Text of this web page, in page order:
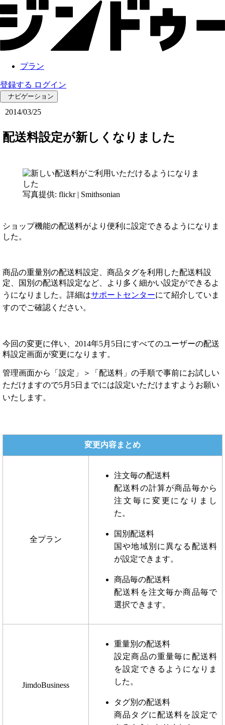
プラン
登録する ログイン
ナビゲーション
2014/03/25
配送料設定が新しくなりました
写真提供: flickr | Smithsonian
ショップ機能の配送料がより便利に設定できるようになりま
した。
商品の重量別の配送料設定、商品タグを利用した配送料設
定、国別の配送料設定など、より多く細かい設定ができるよ
うになりました。 詳細はサポートセンターにて紹介していま
すのでご確認ください。
今回の変更に伴い、2014年5月5日にすべてのユーザーの配送
料設定画面が変更になります。
管理画面から「設定」＞「配送料」の手順で事前にお試しい
ただけますので5月5日までには設定いただけますようお願い
いたします。
変更内容まとめ
全プラン
注文毎の配送料
配送料の計算が商品毎から
注文毎に変更になりまし
た。
国別配送料
国や地域別に異なる配送料
が設定できます。
商品毎の配送料
配送料を注文毎か商品毎で
選択できます。
JimdoBusiness
重量別の配送料
設定商品の重量毎に配送料
を設定できるようになりま
した。
タグ別の配送料
商品タグに配送料を設定で